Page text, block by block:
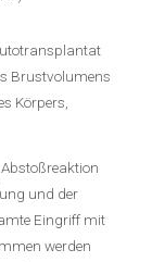
Brustvolumens
Körpers,
und der
Eingriff mit
werden